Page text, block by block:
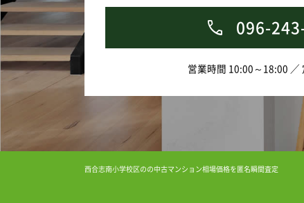
西合志
新地
郵便局
物件は
ため、
096-
営業時間 10:00～18:00 ／
西合志南小学校区のの中古マンション相場価格を匿名瞬間査定